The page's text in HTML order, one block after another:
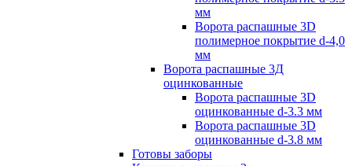
мм
Ворота распашные 3D
полимерное покрытие d-4,0
мм
Ворота распашные 3Д
оцинкованные
Ворота распашные 3D
оцинкованные d-3.3 мм
Ворота распашные 3D
оцинкованные d-3.8 мм
Готовы заборы